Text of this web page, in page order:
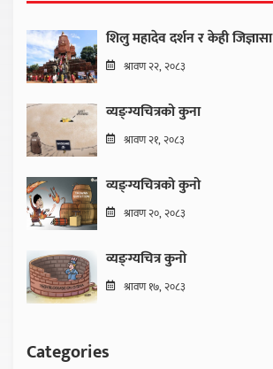
शिलु महादेव दर्शन र केही जिज्ञासा
श्रावण २२, २०८३
व्यङ्ग्यचित्रको कुना
श्रावण २१, २०८३
व्यङ्ग्यचित्रको कुनो
श्रावण २०, २०८३
व्यङ्ग्यचित्र कुनो
श्रावण १७, २०८३
Categories